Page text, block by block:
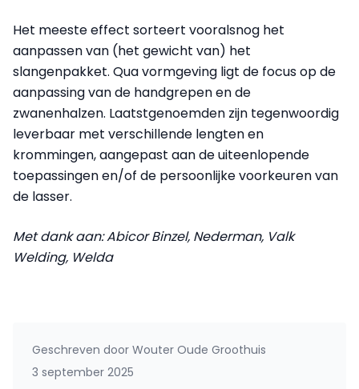
Het meeste effect sorteert vooralsnog het
aanpassen van (het gewicht van) het
slangenpakket. Qua vormgeving ligt de focus op de
aanpassing van de handgrepen en de
zwanenhalzen. Laatstgenoemden zijn tegenwoordig
leverbaar met verschillende lengten en
krommingen, aangepast aan de uiteenlopende
toepassingen en/of de persoonlijke voorkeuren van
de lasser.
Met dank aan: Abicor Binzel, Nederman, Valk
Welding, Welda
Geschreven door Wouter Oude Groothuis
3 september 2025